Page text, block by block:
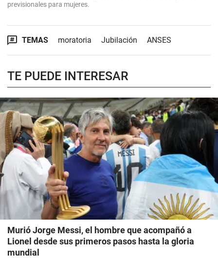
previsionales para mujeres.
TEMAS moratoria Jubilación ANSES
TE PUEDE INTERESAR
Murió Jorge Messi, el hombre que acompañó a
Lionel desde sus primeros pasos hasta la gloria
mundial